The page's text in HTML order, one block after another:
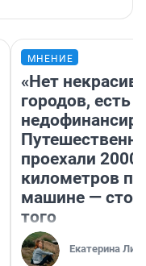
МНЕНИЕ
«Нет
городов, есть
проехали 2000
километров по
машине —
того
Екатерина